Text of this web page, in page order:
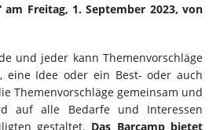
Freitag, 1. September 2023, von
und jeder kann Themenvorschläge
eine Idee oder ein Best- oder auch
Themenvorschläge gemeinsam und
auf alle Bedarfe und Interessen
gestaltet. Das Barcamp bietet